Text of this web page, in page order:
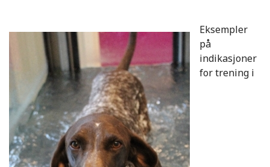
Eksempler
på
indikasjoner
for trening i